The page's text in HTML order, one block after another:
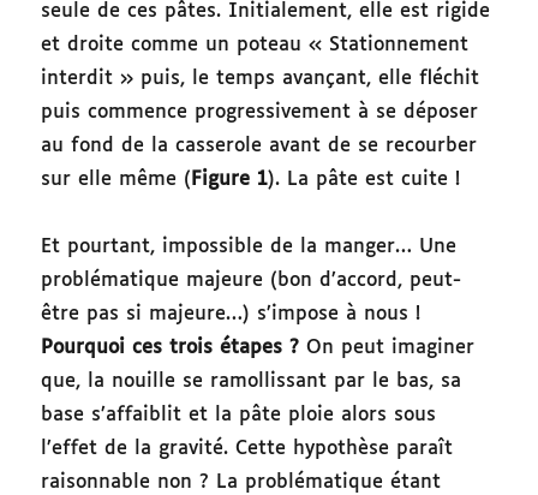
seule de ces pâtes. Initialement, elle est rigide
et droite comme un poteau « Stationnement
interdit » puis, le temps avançant, elle fléchit
puis commence progressivement à se déposer
au fond de la casserole avant de se recourber
sur elle même (Figure 1). La pâte est cuite !
Et pourtant, impossible de la manger… Une
problématique majeure (bon d’accord, peut-
être pas si majeure…) s’impose à nous !
Pourquoi ces trois étapes ? On peut imaginer
que, la nouille se ramollissant par le bas, sa
base s’affaiblit et la pâte ploie alors sous
l’effet de la gravité. Cette hypothèse paraît
raisonnable non ? La problématique étant